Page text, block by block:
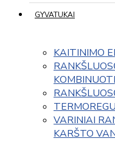
GYVATUKAI
KAITINIMO
VARINIAI
KARŠTO